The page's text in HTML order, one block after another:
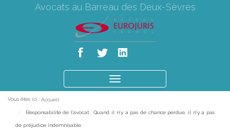
Avocats au Barreau des Deux-Sèvres
le
Vous êtes ici : Accueil
Responsabilité de l’avocat : Quand il n’y a pas de chance perdue, il n’y a pas
de préjudice indemnisable